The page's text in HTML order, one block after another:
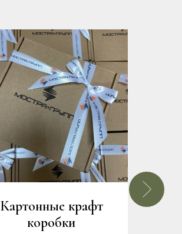
Картонные крафт
коробки